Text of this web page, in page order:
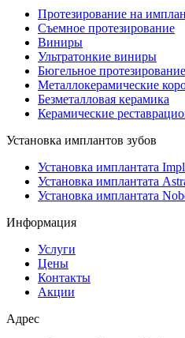
Протезирование на
Съемное протезирование
Виниры
Ультратонкие виниры
Бюгельное протезирование
Металлокерамические
Безметалловая керамика
Керамические
Установка имплантов зубов
Установка имплантата
Установка имплантата
Установка имплантата
Информация
Услуги
Цены
Контакты
Акции
Адрес